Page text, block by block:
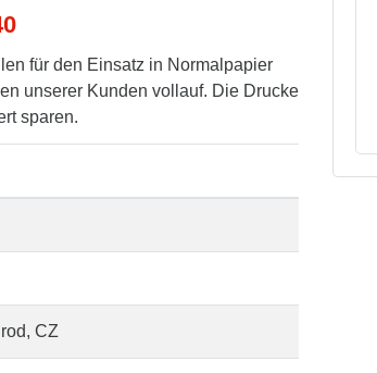
für den Einsatz in Normalpapier
unserer Kunden vollauf. Die Drucke
sparen.
CZ